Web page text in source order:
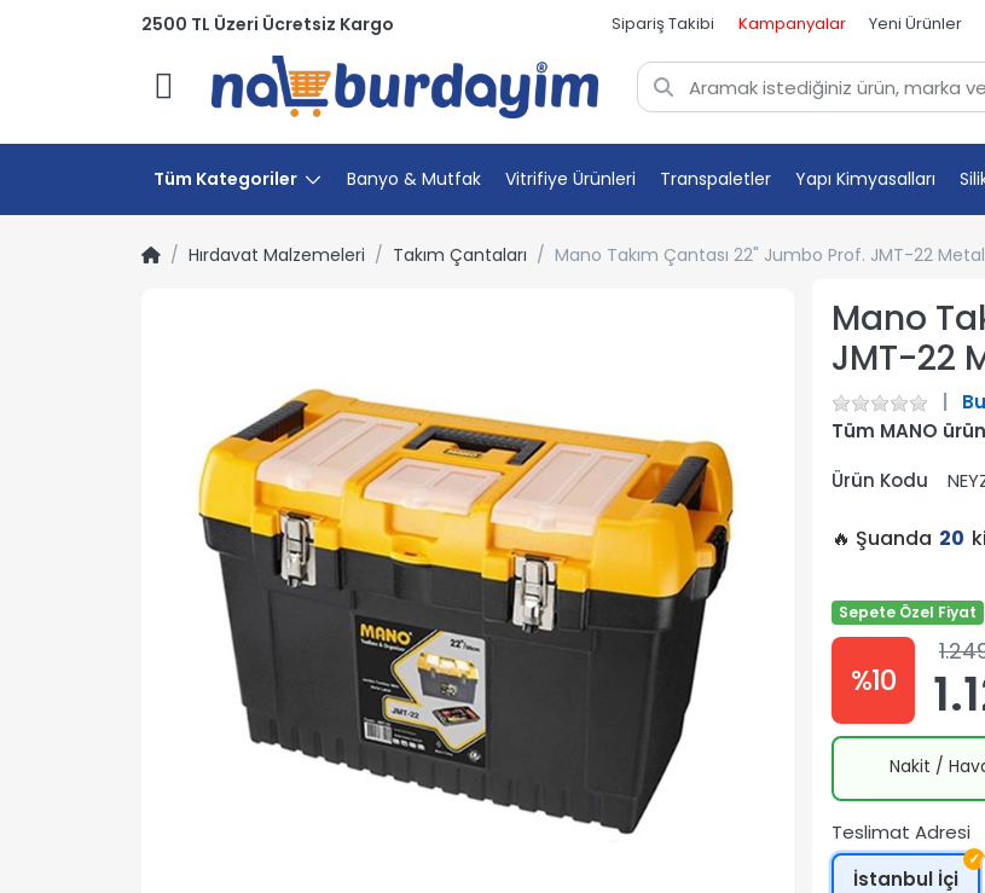
2500 TL Üzeri Ücretsiz Kargo Sipariş Takibi Kampanyalar Yeni Ürünler
Menü
Tüm Kategoriler Banyo & Mutfak Vitrifiye Ürünleri Transpaletler Yapı Kimyasalları
Hırdavat Malzemeleri Takım Çantaları Mano Takım Çantası 22" Jumbo Prof. JMT-22
Mano
JMT-22
Tüm MANO
Ürün Kodu
🔥 Şuanda 20
Sepete Özel Fiyat
%10
Nakit /
Teslimat Adresi
İstanbul İçi
✓